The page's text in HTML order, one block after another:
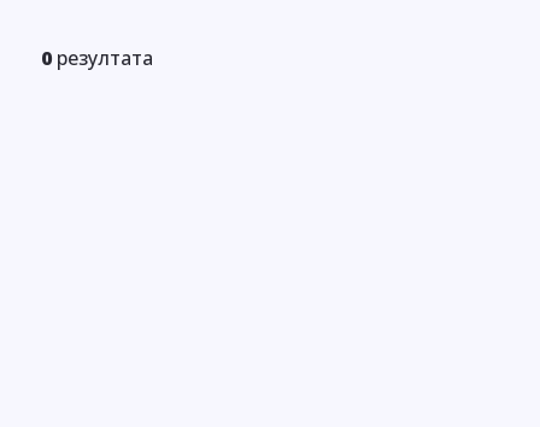
0 резултата